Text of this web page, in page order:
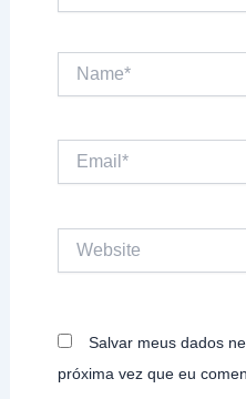
Email*
Website
Salvar meus dados
próxima vez que eu